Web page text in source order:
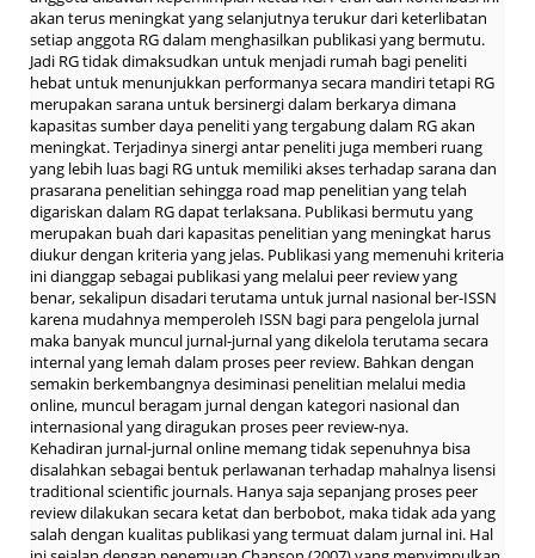
akan terus meningkat yang selanjutnya terukur dari keterlibatan
setiap anggota RG dalam menghasilkan publikasi yang bermutu.
Jadi RG tidak dimaksudkan untuk menjadi rumah bagi peneliti
hebat untuk menunjukkan performanya secara mandiri tetapi RG
merupakan sarana untuk bersinergi dalam berkarya dimana
kapasitas sumber daya peneliti yang tergabung dalam RG akan
meningkat. Terjadinya sinergi antar peneliti juga memberi ruang
yang lebih luas bagi RG untuk memiliki akses terhadap sarana dan
prasarana penelitian sehingga road map penelitian yang telah
digariskan dalam RG dapat terlaksana. Publikasi bermutu yang
merupakan buah dari kapasitas penelitian yang meningkat harus
diukur dengan kriteria yang jelas. Publikasi yang memenuhi kriteria
ini dianggap sebagai publikasi yang melalui peer review yang
benar, sekalipun disadari terutama untuk jurnal nasional ber-ISSN
karena mudahnya memperoleh ISSN bagi para pengelola jurnal
maka banyak muncul jurnal-jurnal yang dikelola terutama secara
internal yang lemah dalam proses peer review. Bahkan dengan
semakin berkembangnya desiminasi penelitian melalui media
online, muncul beragam jurnal dengan kategori nasional dan
internasional yang diragukan proses peer review-nya.
Kehadiran jurnal-jurnal online memang tidak sepenuhnya bisa
disalahkan sebagai bentuk perlawanan terhadap mahalnya lisensi
traditional scientific journals. Hanya saja sepanjang proses peer
review dilakukan secara ketat dan berbobot, maka tidak ada yang
salah dengan kualitas publikasi yang termuat dalam jurnal ini. Hal